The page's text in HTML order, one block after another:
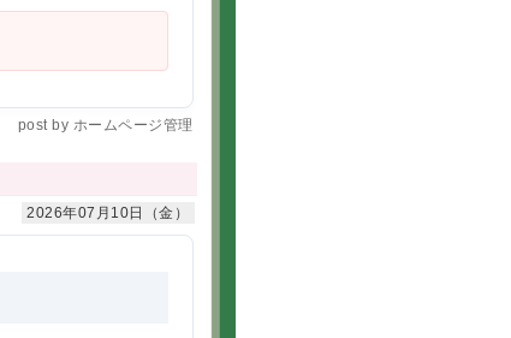
post by ホームページ管理
2026年07月10日（金）